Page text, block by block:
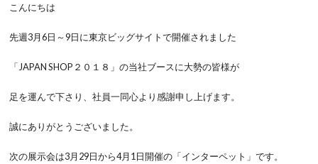
こんにちは
先週3月6日～9日に東京ビッグサイトで開催されました
「JAPAN SHOP２０１８」の当社ブースに大勢の皆様が
足を運んで下さり、社員一同心より感謝申し上げます。
誠にありがとうございました。
次の展示会は3月29日から4月1日開催の「インターペット」です。